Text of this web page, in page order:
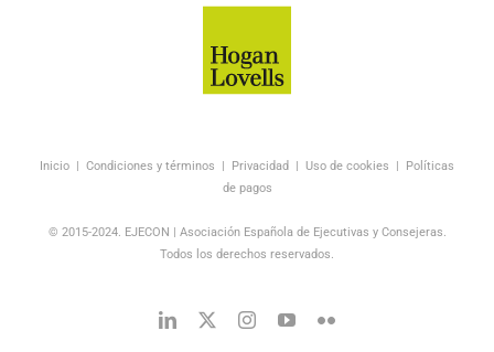
Inicio | Condiciones y términos | Privacidad | Uso de cookies | Políticas
de pagos
© 2015-2024. EJECON | Asociación Española de Ejecutivas y Consejeras.
Todos los derechos reservados.
LinkedInTwitterInstagramYouTubeFlickr